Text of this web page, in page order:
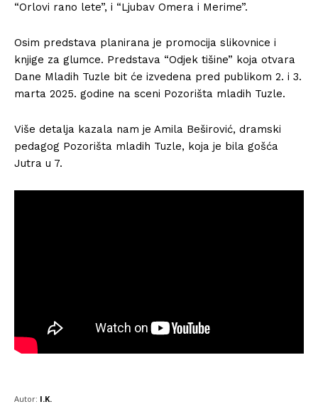
“Orlovi rano lete”, i “Ljubav Omera i Merime”.
Osim predstava planirana je promocija slikovnice i
knjige za glumce. Predstava “Odjek tišine” koja otvara
Dane Mladih Tuzle bit će izvedena pred publikom 2. i 3.
marta 2025. godine na sceni Pozorišta mladih Tuzle.
Više detalja kazala nam je Amila Beširović, dramski
pedagog Pozorišta mladih Tuzle, koja je bila gošća
Jutra u 7.
Autor: I.K.